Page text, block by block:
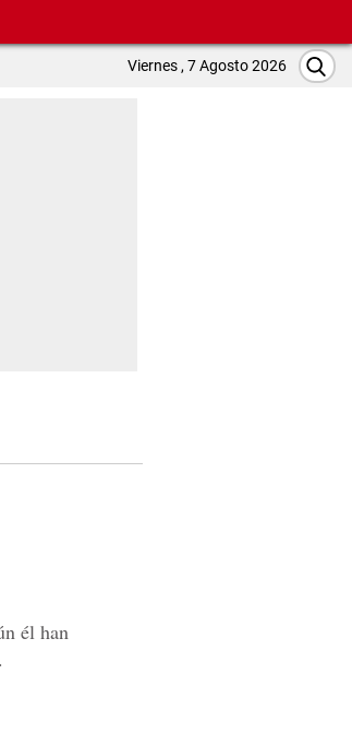
Viernes , 7 Agosto 2026
él han